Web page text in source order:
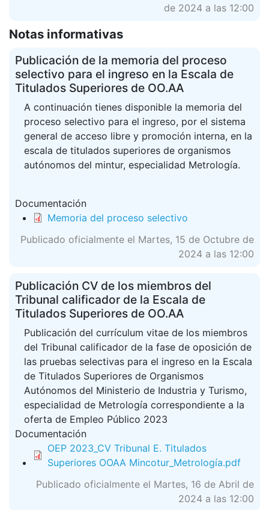
de 2024 a las 12:00
Notas informativas
Publicación de la memoria del proceso
selectivo para el ingreso en la Escala de
Titulados Superiores de OO.AA
A continuación tienes disponible la memoria del
proceso selectivo para el ingreso, por el sistema
general de acceso libre y promoción interna, en la
escala de titulados superiores de organismos
autónomos del mintur, especialidad Metrología.
Documentación
Memoria del proceso selectivo
Publicado oficialmente el Martes, 15 de Octubre de
2024 a las 12:00
Publicación CV de los miembros del
Tribunal calificador de la Escala de
Titulados Superiores de OO.AA
Publicación del currículum vitae de los miembros
del Tribunal calificador de la fase de oposición de
las pruebas selectivas para el ingreso en la Escala
de Titulados Superiores de Organismos
Autónomos del Ministerio de Industria y Turismo,
especialidad de Metrología correspondiente a la
oferta de Empleo Público 2023
Documentación
OEP 2023_CV Tribunal E. Titulados
Superiores OOAA Mincotur_Metrología.pdf
Publicado oficialmente el Martes, 16 de Abril de
2024 a las 12:00